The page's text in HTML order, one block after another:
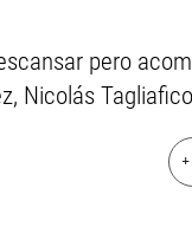
pero
Nicolás